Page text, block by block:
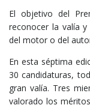
El objetivo del
reconocer la valía
del motor o del
En esta séptima
30 candidaturas,
gran valía. Tres
valorado los